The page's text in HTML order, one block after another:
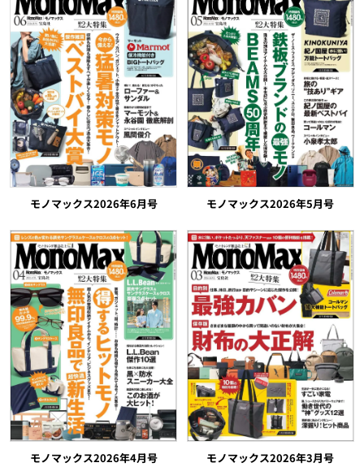
モノマックス2026年6月号 モノマックス2026年5月号
モノマックス2026年4月号 モノマックス2026年3月号